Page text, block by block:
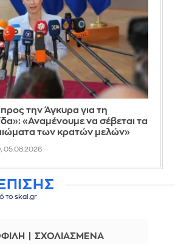
την Άγκυρα για τη
«Αναμένουμε να σέβεται τα
των κρατών μελών»
05.08.2026
το skai.gr
ΣΧΟΛΙΑΣΜΕΝΑ